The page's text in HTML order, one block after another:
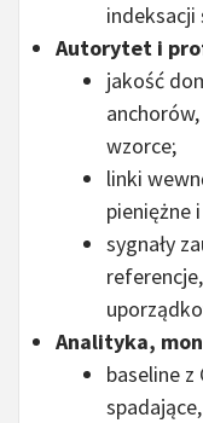
indeksacji
Autorytet i
jakość
wzorce;
linki
pieniężne
sygnały
Analityka,
baseline z